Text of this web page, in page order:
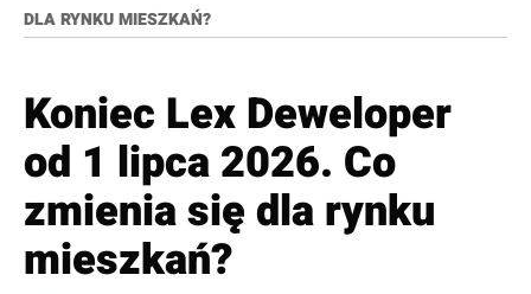
DLA RYNKU MIESZKAŃ?
Koniec Lex Deweloper
od 1 lipca 2026. Co
zmienia się dla rynku
mieszkań?